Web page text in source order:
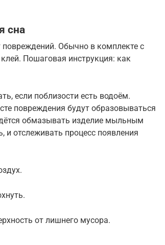
сна
Обычно в комплекте с
Пошаговая инструкция: как
если поблизости есть водоём.
повреждения будут образовываться
обмазывать изделие мыльным
и отслеживать процесс появления
от лишнего мусора.